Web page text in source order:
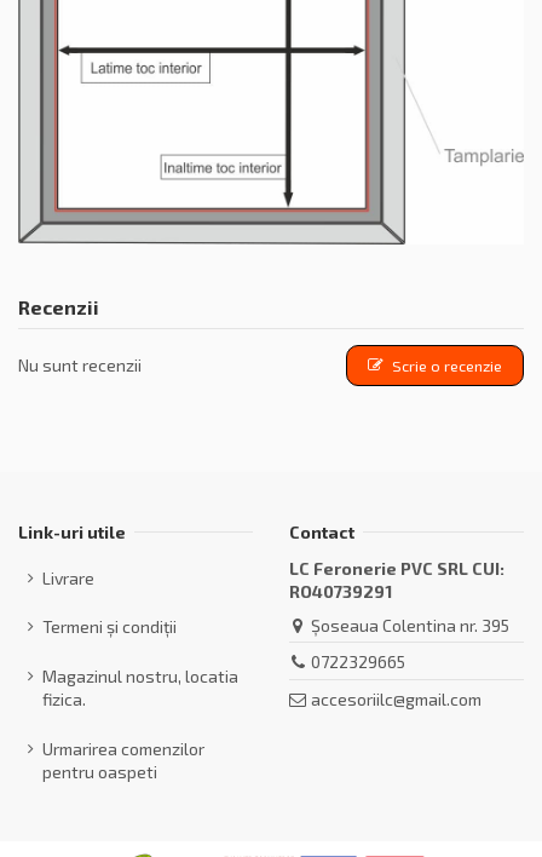
Recenzii
Nu sunt recenzii Scrie o recenzie
Link-uri utile
Livrare
Termeni și condiții
Magazinul nostru, locatia
fizica.
Urmarirea comenzilor
pentru oaspeti
Contact
LC Feronerie PVC SRL CUI:
RO40739291
Șoseaua Colentina nr. 395
0722329665
accesoriilc@gmail.com